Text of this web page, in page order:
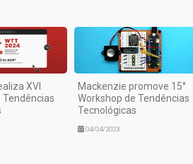
XVI
Tendências
Mackenzie promove 15°
Workshop de Tendências
Tecnológicas
04/04/2023